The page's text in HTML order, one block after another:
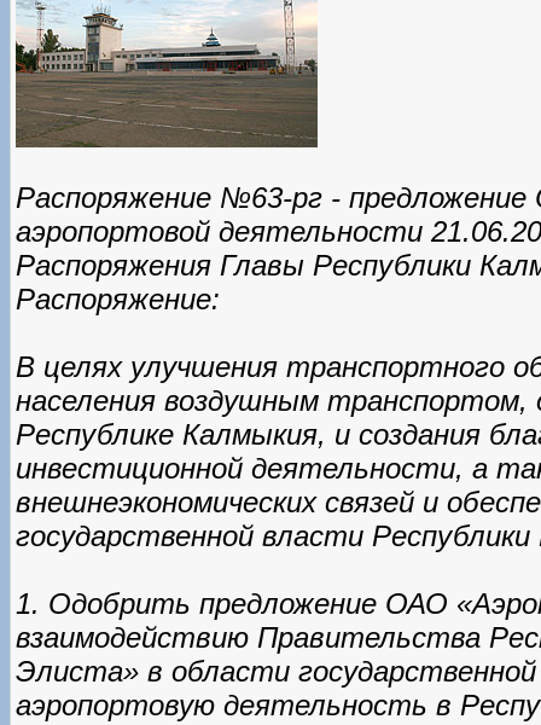
Распоряжение №63-рг -
аэропортовой деятельности
Распоряжения Главы Республики
Распоряжение:
В целях улучшения транспортного
населения воздушным транспортом,
Республике Калмыкия, и создания
инвестиционной деятельности, а
внешнеэкономических связей и
государственной власти
1. Одобрить предложение ОАО
взаимодействию Правительства
Элиста» в области
аэропортовую деятельность в